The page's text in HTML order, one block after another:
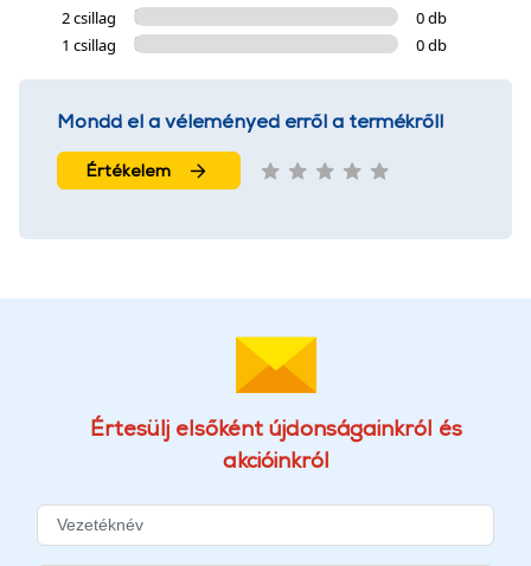
2 csillag
0 db
1 csillag
0 db
Mondd el a véleményed erről a termékről!
Értékelem
Értesülj elsőként újdonságainkról és
akcióinkról